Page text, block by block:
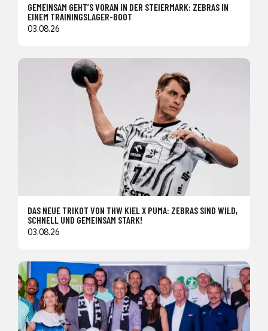
GEMEINSAM GEHT’S VORAN IN DER STEIERMARK: ZEBRAS IN
EINEM TRAININGSLAGER-BOOT
03.08.26
DAS NEUE TRIKOT VON THW KIEL X PUMA: ZEBRAS SIND WILD,
SCHNELL UND GEMEINSAM STARK!
03.08.26